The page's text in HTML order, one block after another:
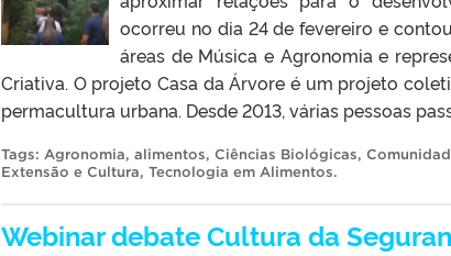
ocorreu no dia 24 de fevereiro e
áreas de Música e Agronomia e
Criativa. O projeto Casa da Árvore é um projeto
permacultura urbana. Desde 2013, várias pessoas
Tags: Agronomia, alimentos, Ciências Biológicas,
Extensão e Cultura, Tecnologia em Alimentos.
Webinar debate Cultura da